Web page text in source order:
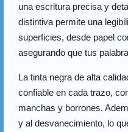
una escritura precisa y
distintiva permite una
superficies, desde papel
asegurando que tus
La tinta negra de alta
confiable en cada trazo,
manchas y borrones.
y al desvanecimiento, lo